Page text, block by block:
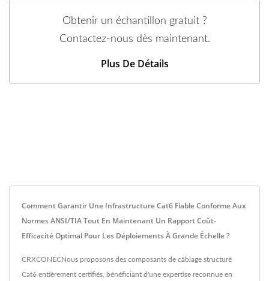
Obtenir un échantillon gratuit ?
Contactez-nous dès maintenant.
Plus De Détails
Comment Garantir Une Infrastructure Cat6 Fiable Conforme Aux
Normes ANSI/TIA Tout En Maintenant Un Rapport Coût-
Efficacité Optimal Pour Les Déploiements À Grande Échelle ?
CRXCONECNous proposons des composants de câblage structuré
Cat6 entièrement certifiés, bénéficiant d'une expertise reconnue en